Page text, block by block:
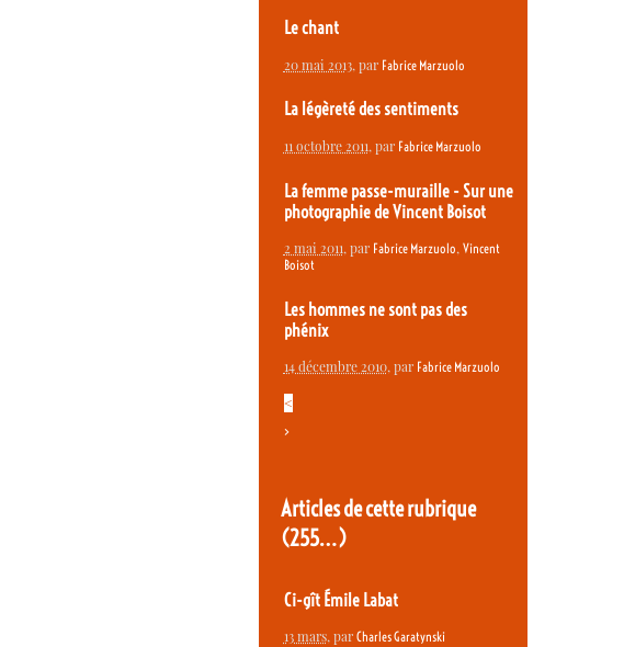
Le chant
20 mai 2013, par Fabrice Marzuolo
La légèreté des sentiments
11 octobre 2011, par Fabrice Marzuolo
La femme passe-muraille - Sur une
photographie de Vincent Boisot
2 mai 2011, par Fabrice Marzuolo, Vincent
Boisot
Les hommes ne sont pas des
phénix
14 décembre 2010, par Fabrice Marzuolo
<
>
Articles de cette rubrique
(255…)
Ci-gît Émile Labat
13 mars, par Charles Garatynski